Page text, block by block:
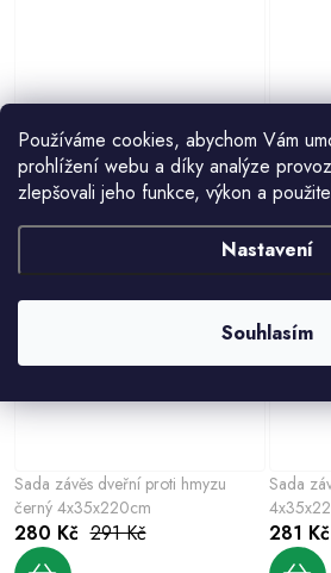
Používáme cookies, abychom Vám
prohlížení webu a díky analýze
zlepšovali jeho funkce, výkon a
Nastavení
Souhlasím
Síť okenní 130x150cm
103 Kč
Síť
103 Kč
Sada závěs dveřní proti hmyzu
černý 4x35x220cm
280 Kč 291 Kč
Sada
8 %
281 Kč